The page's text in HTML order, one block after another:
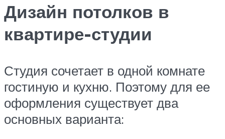
Дизайн потолков в
квартире-студии
Студия сочетает в одной комнате
гостиную и кухню. Поэтому для ее
оформления существует два
основных варианта: